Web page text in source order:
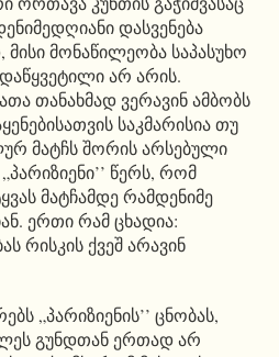
დასვენება
მისი მონაწილეობა საპასუხო
არ არის.
თანახმად ვერავინ ამბობს
საკმარისია თუ
მატჩს შორის არსებული
წერს, რომ
მატჩამდე რამდენიმე
ერთი რამ ცხადია:
რისკის ქვეშ არავინ
„პარიზიენის’’ ცნობას,
გუნდთან ერთად არ